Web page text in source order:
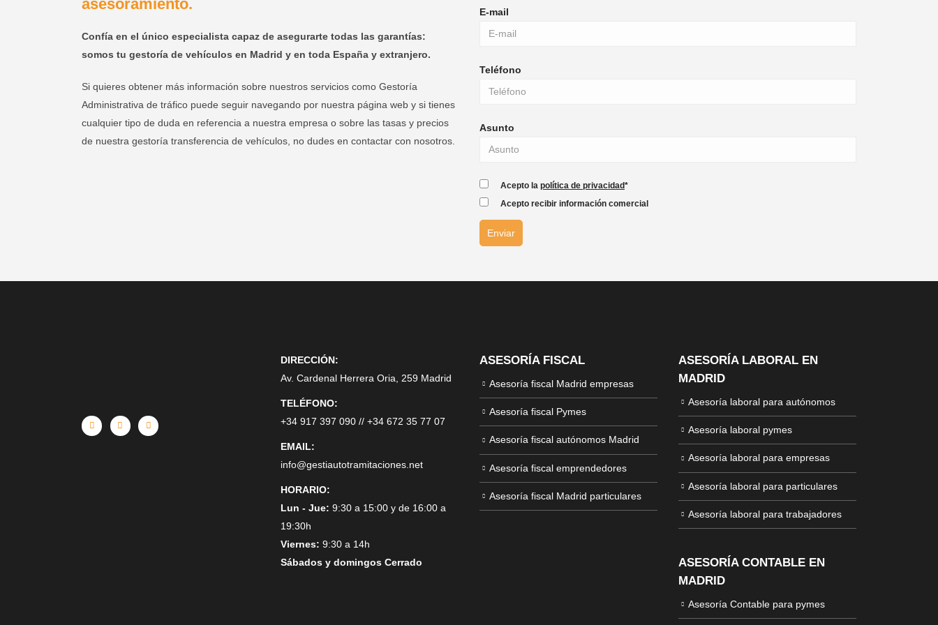
asesoramiento.
Confía en el único especialista capaz de asegurarte todas las garantías:
somos tu gestoría de vehículos en Madrid y en toda España y extranjero.
Si quieres obtener más información sobre nuestros servicios como Gestoría
Administrativa de tráfico puede seguir navegando por nuestra página web y si tienes
cualquier tipo de duda en referencia a nuestra empresa o sobre las tasas y precios
de nuestra gestoría transferencia de vehículos, no dudes en contactar con nosotros.
E-mail
Teléfono
Asunto
Acepto la política de privacidad*
Acepto recibir información comercial
DIRECCIÓN:
Av. Cardenal Herrera Oria, 259 Madrid
TELÉFONO:
+34 917 397 090 // +34 672 35 77 07
EMAIL:
info@gestiautotramitaciones.net
HORARIO:
Lun - Jue: 9:30 a 15:00 y de 16:00 a
19:30h
Viernes: 9:30 a 14h
Sábados y domingos Cerrado
ASESORÍA FISCAL
Asesoría fiscal Madrid empresas
Asesoría fiscal Pymes
Asesoría fiscal autónomos Madrid
Asesoría fiscal emprendedores
Asesoría fiscal Madrid particulares
ASESORÍA LABORAL EN
MADRID
Asesoría laboral para autónomos
Asesoría laboral pymes
Asesoría laboral para empresas
Asesoría laboral para particulares
Asesoría laboral para trabajadores
ASESORÍA CONTABLE EN
MADRID
Asesoría Contable para pymes